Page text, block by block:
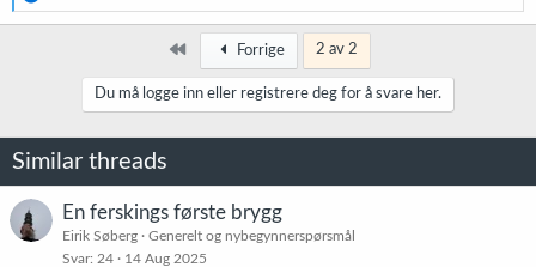
e
a
r
Først Forrige 2 av 2
Du må logge inn eller registrere deg for å svare her.
Similar threads
En ferskings første brygg
Eirik Søberg
Generelt og nybegynnerspørsmål
Svar 24 14 Aug 2025